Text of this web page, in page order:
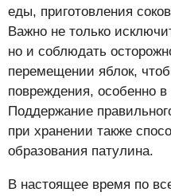
еды, приготовления
Важно не только
но и соблюдать
перемещении яблок,
повреждения, особенно
Поддержание
при хранении также
образования патулина.
В настоящее время по